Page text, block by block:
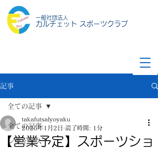
一般社団法人
カルチェット スポーツクラブ
記事
全ての記事
レディース
全ての記事
【営業予定】スポーツショ
takafutsalyoyaku
2025年1月2日 読了時間: 1分